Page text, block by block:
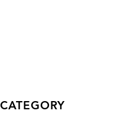
CATEGORY